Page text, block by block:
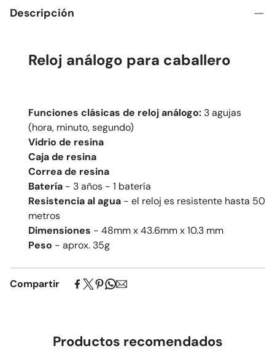
Descripción
Reloj análogo para caballero
Funciones clásicas de reloj análogo: 3 agujas
(hora, minuto, segundo)
Vidrio de resina
Caja de resina
Correa de resina
Batería - 3años - 1 batería
Resistencia al agua - el reloj es resistente hasta 50
metros
Dimensiones - 48mm x 43.6mm x 10.3 mm
Peso - aprox. 35g
Compartir
Productos recomendados